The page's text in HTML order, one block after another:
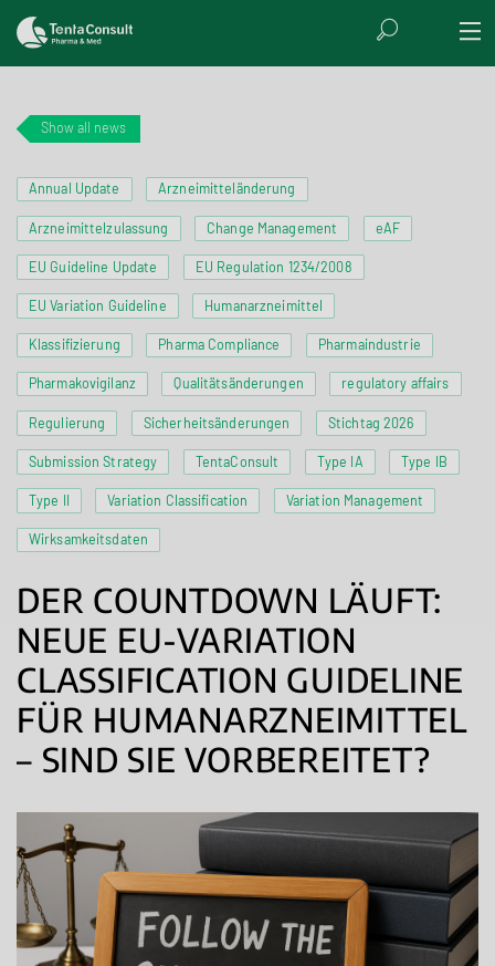
Show all news
Annual Update Arzneimitteländerung
Arzneimittelzulassung Change Management eAF
EU Guideline Update EU Regulation 1234/2008
EU Variation Guideline Humanarzneimittel
Klassifizierung Pharma Compliance Pharmaindustrie
Pharmakovigilanz Qualitätsänderungen regulatory affairs
Regulierung Sicherheitsänderungen Stichtag 2026
Submission Strategy TentaConsult Type IA Type IB
Type II Variation Classification Variation Management
Wirksamkeitsdaten
DER COUNTDOWN LÄUFT:
NEUE EU-VARIATION
CLASSIFICATION GUIDELINE
FÜR HUMANARZNEIMITTEL
– SIND SIE VORBEREITET?